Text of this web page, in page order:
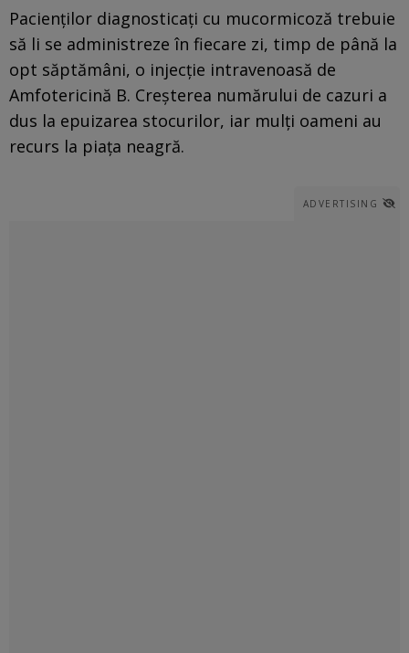
Pacienţilor diagnosticaţi cu mucormicoză trebuie
să li se administreze în fiecare zi, timp de până la
opt săptămâni, o injecţie intravenoasă de
Amfotericină B. Creşterea numărului de cazuri a
dus la epuizarea stocurilor, iar mulţi oameni au
recurs la piaţa neagră.
ADVERTISING